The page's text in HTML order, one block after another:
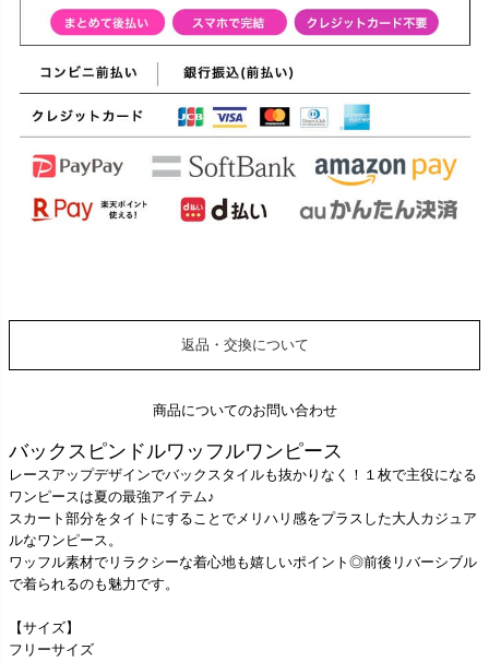
返品・交換について
商品についてのお問い合わせ
バックスピンドルワッフルワンピース
レースアップデザインでバックスタイルも抜かりなく！１枚で主役になる
ワンピースは夏の最強アイテム♪
スカート部分をタイトにすることでメリハリ感をプラスした大人カジュア
ルなワンピース。
ワッフル素材でリラクシーな着心地も嬉しいポイント◎前後リバーシブル
で着られるのも魅力です。
【サイズ】
フリーサイズ